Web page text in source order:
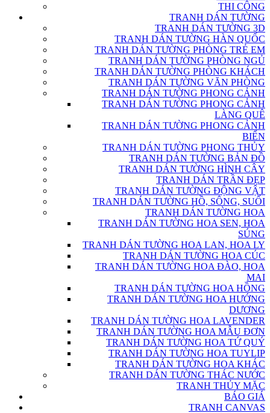
THI CÔNG
TRANH DÁN TƯỜNG
TRANH DÁN TƯỜNG 3D
TRANH DÁN TƯỜNG HÀN QUỐC
TRANH DÁN TƯỜNG PHÒNG TRẺ EM
TRANH DÁN TƯỜNG PHÒNG NGỦ
TRANH DÁN TƯỜNG PHÒNG KHÁCH
TRANH DÁN TƯỜNG VĂN PHÒNG
TRANH DÁN TƯỜNG PHONG CẢNH
TRANH DÁN TƯỜNG PHONG CẢNH
LÀNG QUÊ
TRANH DÁN TƯỜNG PHONG CẢNH
BIỂN
TRANH DÁN TƯỜNG PHONG THỦY
TRANH DÁN TƯỜNG BẢN ĐỒ
TRANH DÁN TƯỜNG HÌNH CÂY
TRANH DÁN TRẦN ĐẸP
TRANH DÁN TƯỜNG ĐỘNG VẬT
TRANH DÁN TƯỜNG HỒ, SÔNG, SUỐI
TRANH DÁN TƯỜNG HOA
TRANH DÁN TƯỜNG HOA SEN, HOA
SÚNG
TRANH DÁN TƯỜNG HOA LAN, HOA LY
TRANH DÁN TƯỜNG HOA CÚC
TRANH DÁN TƯỜNG HOA ĐÀO, HOA
MAI
TRANH DÁN TƯỜNG HOA HỒNG
TRANH DÁN TƯỜNG HOA HƯỚNG
DƯƠNG
TRANH DÁN TƯỜNG HOA LAVENDER
TRANH DÁN TƯỜNG HOA MẪU ĐƠN
TRANH DÁN TƯỜNG HOA TỨ QUÝ
TRANH DÁN TƯỜNG HOA TUYLIP
TRANH DÁN TƯỜNG HOA KHÁC
TRANH DÁN TƯỜNG THÁC NƯỚC
TRANH THỦY MẶC
BÁO GIÁ
TRANH CANVAS